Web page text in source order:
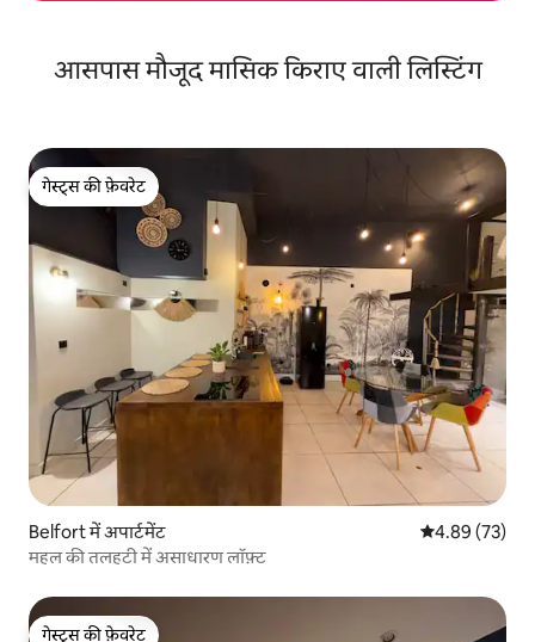
आसपास मौजूद मासिक किराए वाली लिस्टिंग
गेस्ट्स की फ़ेवरेट
गेस्ट्स की फ़ेवरेट
Belfort में अपार्टमेंट औसत रेटिंग 5 में
4.89 (73)
महल की तलहटी में असाधारण लॉफ़्ट
गेस्ट्स की फ़ेवरेट